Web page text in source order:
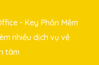
- Key Phần Mềm
nhiều dịch vụ về
tâm